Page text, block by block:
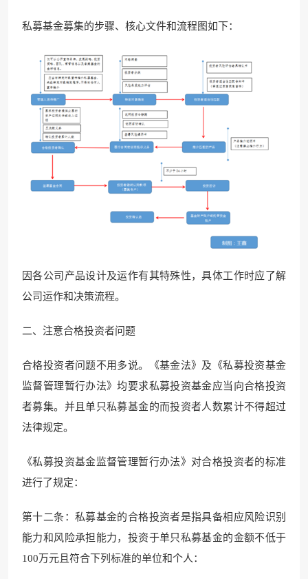
私募基金募集的步骤、核心文件和流程图如下：
因各公司产品设计及运作有其特殊性，具体工作时应了解
公司运作和决策流程。
二、注意合格投资者问题
合格投资者问题不用多说。《基金法》及《私募投资基金
监督管理暂行办法》均要求私募投资基金应当向合格投资
者募集。并且单只私募基金的而投资者人数累计不得超过
法律规定。
《私募投资基金监督管理暂行办法》对合格投资者的标准
进行了规定：
第十二条：私募基金的合格投资者是指具备相应风险识别
能力和风险承担能力，投资于单只私募基金的金额不低于
100万元且符合下列标准的单位和个人：